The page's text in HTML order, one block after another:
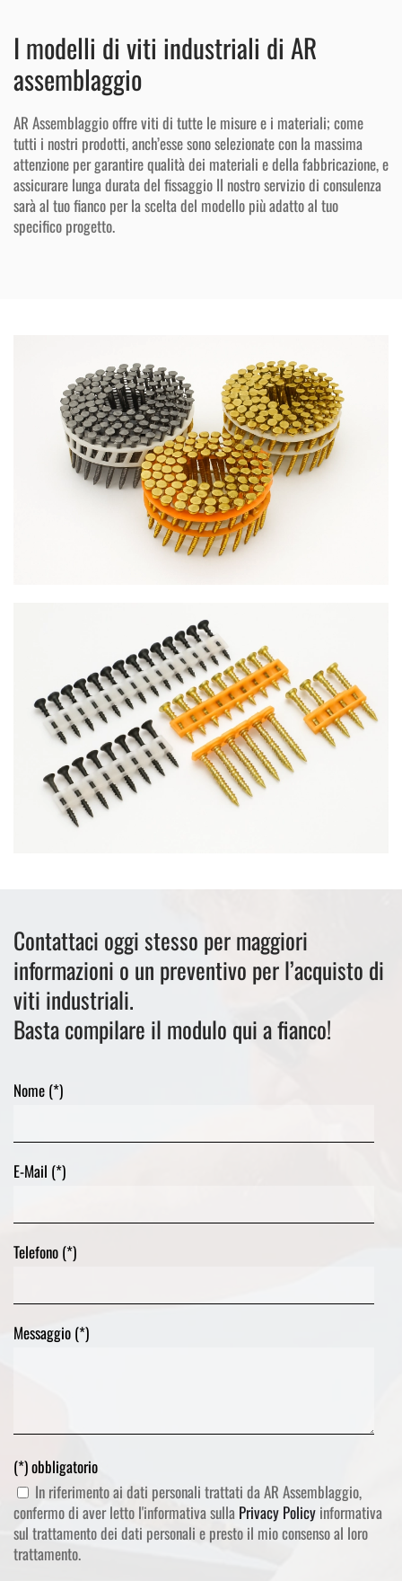
I modelli di viti industriali di AR
assemblaggio
AR Assemblaggio offre viti di tutte le misure e i materiali; come
tutti i nostri prodotti, anch’esse sono selezionate con la massima
attenzione per garantire qualità dei materiali e della fabbricazione, e
assicurare lunga durata del fissaggio Il nostro servizio di consulenza
sarà al tuo fianco per la scelta del modello più adatto al tuo
specifico progetto.
Contattaci oggi stesso per maggiori
informazioni o un preventivo per l’acquisto di
viti industriali.
Basta compilare il modulo qui a fianco!
Nome (*)
E-Mail (*)
Telefono (*)
Messaggio (*)
(*) obbligatorio
In riferimento ai dati personali trattati da AR Assemblaggio,
confermo di aver letto l'informativa sulla Privacy Policy informativa
sul trattamento dei dati personali e presto il mio consenso al loro
trattamento.